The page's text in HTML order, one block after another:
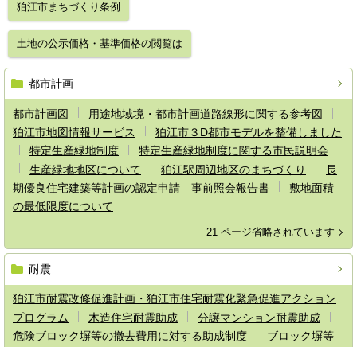
狛江市まちづくり条例
土地の公示価格・基準価格の閲覧は
都市計画
都市計画図
用途地域境・都市計画道路線形に関する参考図
狛江市地図情報サービス
狛江市３D都市モデルを整備しました
特定生産緑地制度
特定生産緑地制度に関する市民説明会
生産緑地地区について
狛江駅周辺地区のまちづくり
長
期優良住宅建築等計画の認定申請 事前照会報告書
敷地面積
の最低限度について
21 ページ省略されています
耐震
狛江市耐震改修促進計画・狛江市住宅耐震化緊急促進アクション
プログラム
木造住宅耐震助成
分譲マンション耐震助成
危険ブロック塀等の撤去費用に対する助成制度
ブロック塀等